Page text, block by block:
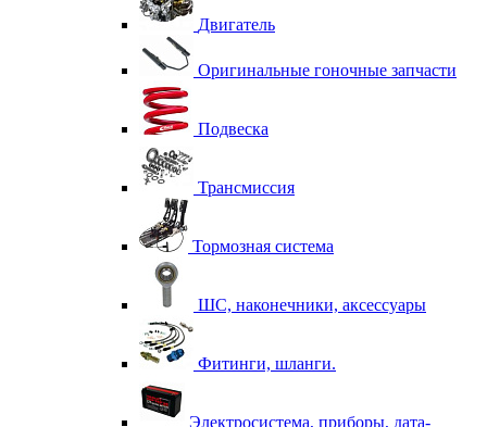
Двигатель
Оригинальные гоночные запчасти
Подвеска
Трансмиссия
Тормозная система
ШС, наконечники, аксессуары
Фитинги, шланги.
Электросистема, приборы, дата-